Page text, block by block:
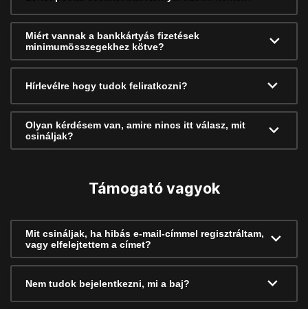
Miért vannak a bankkártyás fizetések
minimumösszegekhez kötve?
Hírlevélre hogy tudok feliratkozni?
Olyan kérdésem van, amire nincs itt válasz, mit
csináljak?
Támogató vagyok
Mit csináljak, ha hibás e-mail-címmel regisztráltam,
vagy elfelejtettem a címet?
Nem tudok bejelentkezni, mi a baj?